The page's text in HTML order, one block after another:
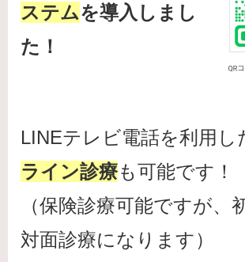
ステムを導入しまし
た！
LINEテレビ電話を利用し
ライン診療も可能です！
（保険診療可能ですが、
対面診療になります）